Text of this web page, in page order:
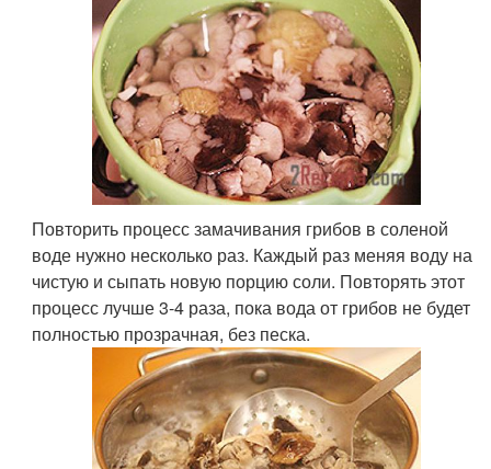
Повторить процесс замачивания грибов в соленой
воде нужно несколько раз. Каждый раз меняя воду на
чистую и сыпать новую порцию соли. Повторять этот
процесс лучше 3-4 раза, пока вода от грибов не будет
полностью прозрачная, без песка.